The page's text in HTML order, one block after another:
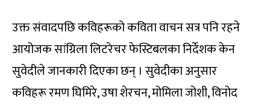
उक्त संवादपछि कविहरूको कविता वाचन सत्र पनि रहने
आयोजक सांग्रिला लिटरेचर फेस्टिबलका निर्देशक केन
सुवेदीले जानकारी दिएका छन् । सुवेदीका अनुसार
कविहरू रमण घिमिरे, उषा शेरचन, मोमिला जोशी, विनोद